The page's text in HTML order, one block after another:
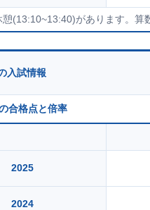
(13:10~13:40)があります。算
入試情報
合格点と倍率
2025
2024